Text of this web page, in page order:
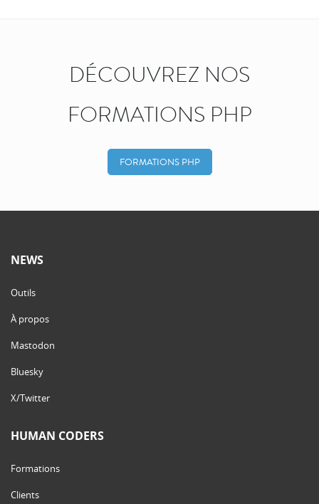
DÉCOUVREZ NOS
FORMATIONS PHP
FORMATIONS PHP
NEWS
Outils
À propos
Mastodon
Bluesky
X/Twitter
HUMAN CODERS
Formations
Clients